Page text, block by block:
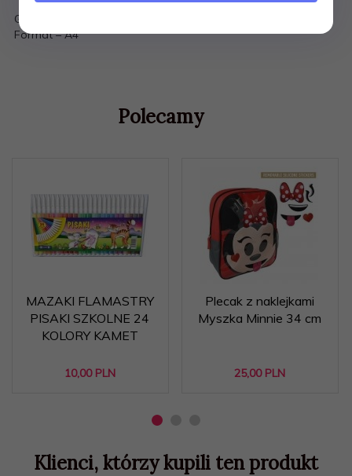
Gramatura – 300 g/m2
Format – A4
Polecamy
MAZAKI FLAMASTRY
PISAKI SZKOLNE 24
KOLORY KAMET
10,00 PLN
Plecak z naklejkami
Myszka Minnie 34 cm
25,00 PLN
Klienci, którzy kupili ten produkt